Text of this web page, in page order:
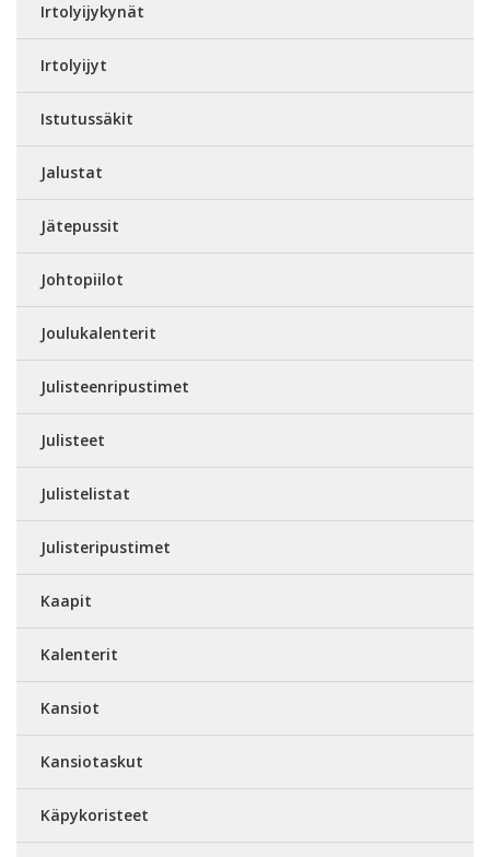
Irtolyijykynät
Irtolyijyt
Istutussäkit
Jalustat
Jätepussit
Johtopiilot
Joulukalenterit
Julisteenripustimet
Julisteet
Julistelistat
Julisteripustimet
Kaapit
Kalenterit
Kansiot
Kansiotaskut
Käpykoristeet